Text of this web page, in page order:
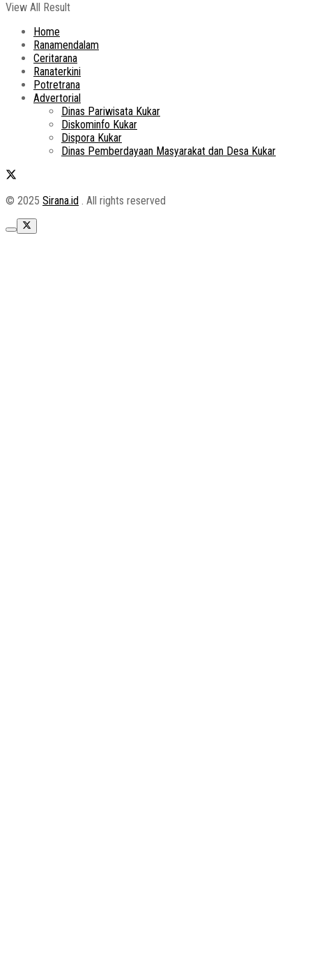
View All Result
Home
Ranamendalam
Ceritarana
Ranaterkini
Potretrana
Advertorial
Dinas Pariwisata Kukar
Diskominfo Kukar
Dispora Kukar
Dinas Pemberdayaan Masyarakat dan Desa Kukar
© 2025 Sirana.id . All rights reserved